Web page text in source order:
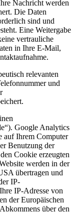
Nachricht werden
Die Daten
sind und
Eine Weitergabe
vertrauliche
in Ihre E-Mail,
relevanten
und
Google Analytics
auf Ihrem Computer
Benutzung der
Cookie erzeugten
werden in der
übertragen und
IP-
IP-Adresse von
der Europäischen
über den